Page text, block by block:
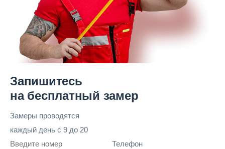
Запишитесь
на бесплатный замер
Замеры проводятся
каждый день с 9 до 20
Телефон